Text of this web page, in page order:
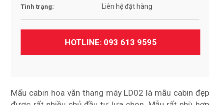
Tình trạng: Liên hệ đặt hàng
HOTLINE: 093 613 9595
Mấu cabin hoa văn thang máy LD02 là mẫu cabin đẹp